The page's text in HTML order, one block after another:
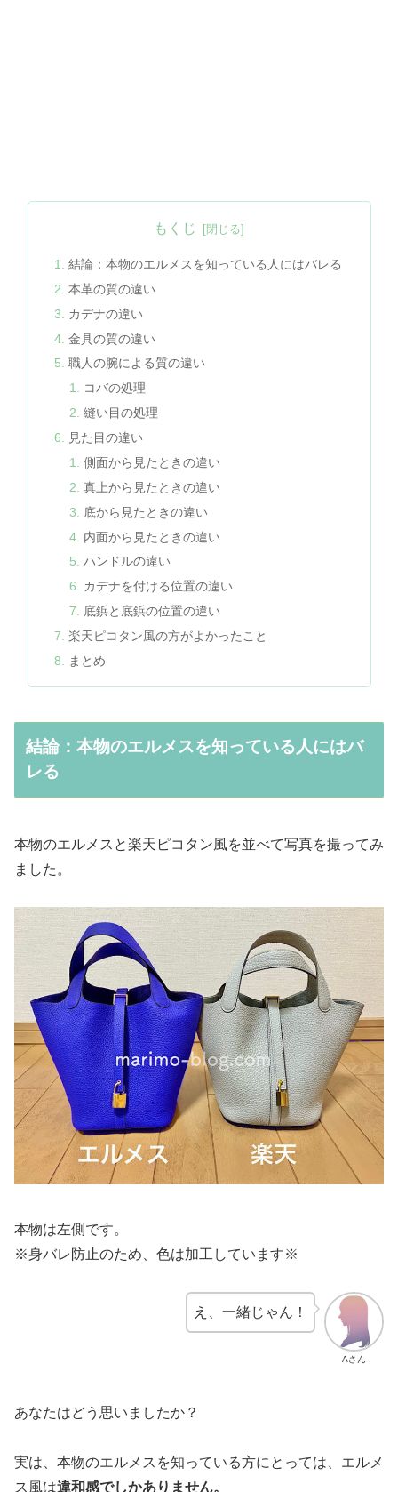
もくじ
結論：本物のエルメスを知っている人にはバレる
本革の質の違い
カデナの違い
金具の質の違い
職人の腕による質の違い
コバの処理
縫い目の処理
見た目の違い
側面から見たときの違い
真上から見たときの違い
底から見たときの違い
内面から見たときの違い
ハンドルの違い
カデナを付ける位置の違い
底鋲と底鋲の位置の違い
楽天ピコタン風の方がよかったこと
まとめ
結論：本物のエルメスを知っている人にはバ
レる
本物のエルメスと楽天ピコタン風を並べて写真を撮ってみ
ました。
本物は左側です。
※身バレ防止のため、色は加工しています※
Aさん
え、一緒じゃん！
あなたはどう思いましたか？
実は、本物のエルメスを知っている方にとっては、エルメ
ス風は違和感でしかありません。